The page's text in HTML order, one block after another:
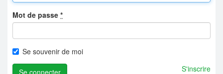
Mot de passe *
Se souvenir de moi
S'inscrire